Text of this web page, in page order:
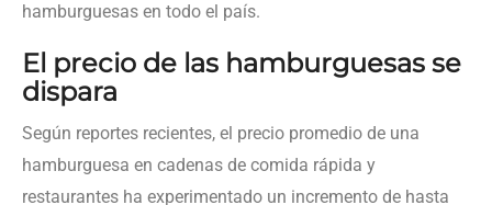
hamburguesas en todo el país.
El precio de las hamburguesas se
dispara
Según reportes recientes, el precio promedio de una
hamburguesa en cadenas de comida rápida y
restaurantes ha experimentado un incremento de hasta